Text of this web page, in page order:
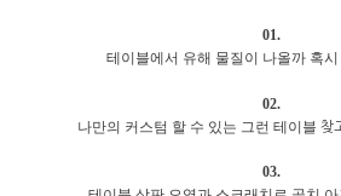
01.
테이블에서 유해 물질이 나올까 혹
02.
나만의 커스텀 할 수 있는 그런 테이블 찾
03.